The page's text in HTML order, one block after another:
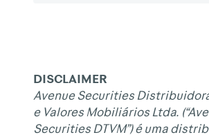
DISCLAIMER
Avenue Securities
e Valores Mobiliários Ltda.
Securities DTVM”) é uma